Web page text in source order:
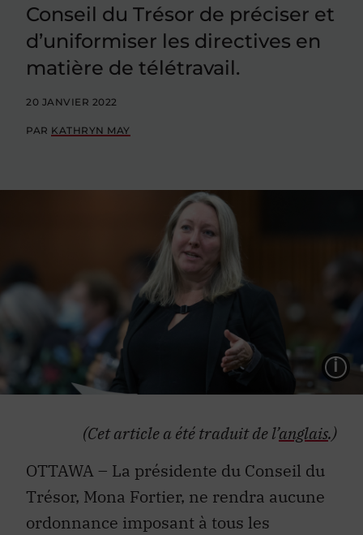
Conseil du Trésor de préciser et
d’uniformiser les directives en
matière de télétravail.
20 JANVIER 2022
PAR KATHRYN MAY
(Cet article a été traduit de l’anglais.)
OTTAWA – La présidente du Conseil du
Trésor, Mona Fortier, ne rendra aucune
ordonnance imposant à tous les